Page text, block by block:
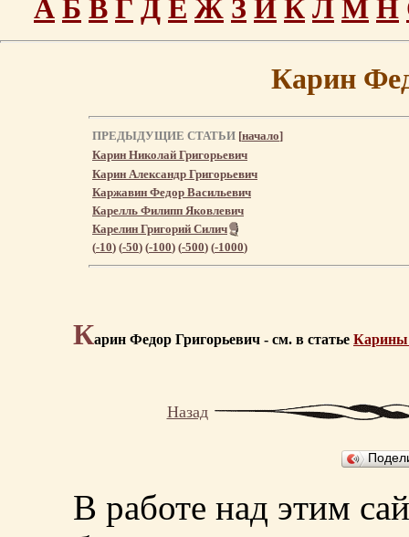
А Б В Г Д Е Ж З И К Л М Н
Карин
ПРЕДЫДУЩИЕ СТАТЬИ [начало]
Карин Николай Григорьевич
Карин Александр Григорьевич
Каржавин Федор Васильевич
Карелль Филипп Яковлевич
Карелин Григорий Силич
(-10) (-50) (-100) (-500) (-1000)
Карин Федор Григорьевич - см. в статье Карины
Назад
В работе над этим